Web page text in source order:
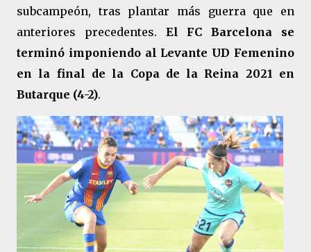
subcampeón, tras plantar más guerra que en
anteriores precedentes. El FC Barcelona se
terminó imponiendo al Levante UD Femenino
en la final de la Copa de la Reina 2021 en
Butarque (4-2).